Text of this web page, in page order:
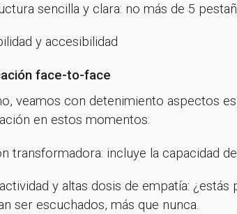
sencilla y clara: no más de 5
y accesibilidad
face-to-face
veamos con detenimiento aspectos
en estos momentos:
transformadora: incluye la capacidad
y altas dosis de empatía:
ser escuchados, más que nunca.